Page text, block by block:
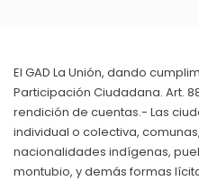
Ubicación
Clima
NEW
Sesiones
Resoluciones
Convocatorias
CIUDADANÍA ACTIVA
Solicitud de acceso
TURISMO
El GAD La Unión, dando
Participación Ciudadana. Art.
rendición de cuentas.- Las
individual o colectiva,
nacionalidades indígenas,
montubio, y demás formas